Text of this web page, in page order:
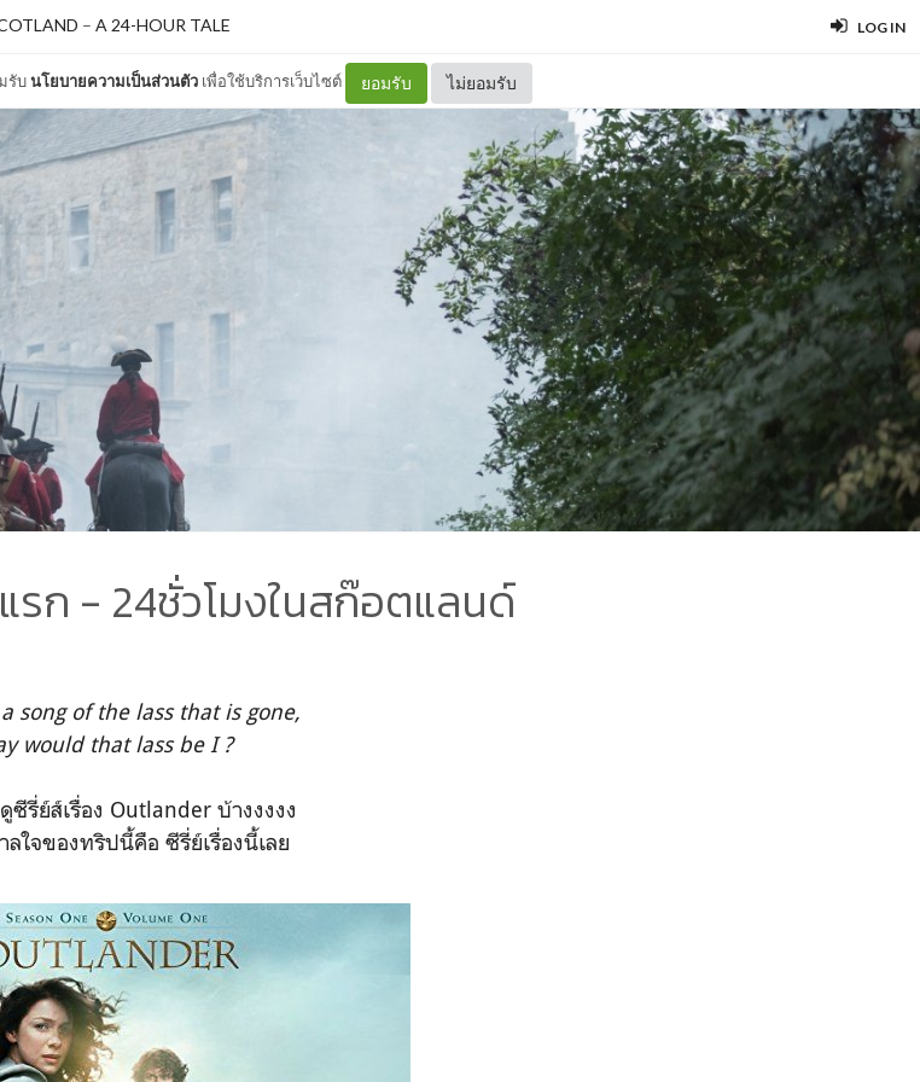
LOG IN
รับนโยบายความเป็นส่วนตัว เพื่อใช้บริการเว็บไซต์ ยอมรับ ไม่ยอมรับ
– A 24-HOUR TALE
ก - 24ชั่วโมงในสก๊อตแลนด์
song of the lass that is gone,
would that lass be I ?
ซีรี่ย์ส์เรื่อง Outlander บ้างงงงง
ลใจของทริปนี้คือ ซีรี่ย์เรื่องนี้เลย